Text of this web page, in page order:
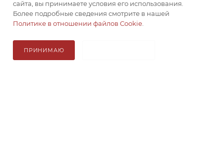
Итого: 0 ₽
8 800 201 9788
сайта, вы принимаете условия его использования.
Более подробные сведения смотрите в нашей
Политике в отношении файлов Cookie
ПРИНИМАЮ